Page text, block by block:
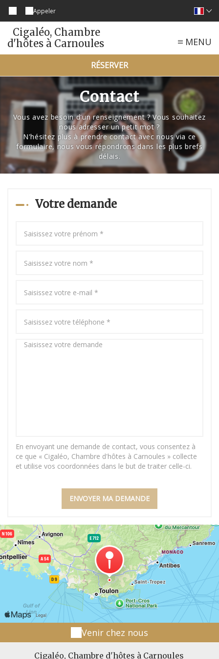
Appeler
Cigaléo, Chambre
d'hôtes à Carnoules
MENU
RÉSERVER
Contact
Vous avez besoin d'un renseignement ? Vous souhaitez
nous adresser un petit mot ?
N'hésitez plus à prendre contact avec nous via ce
formulaire, nous vous répondrons dans les plus brefs
délais.
Votre demande
En envoyant une demande de contact, vous consentez à
ce que « Cigaléo, Chambre d'hôtes à Carnoules » collecte
et utilise vos coordonnées dans le but de traiter celle-ci.
Venir chez nous
Cigaléo, Chambre d'hôtes à Carnoules